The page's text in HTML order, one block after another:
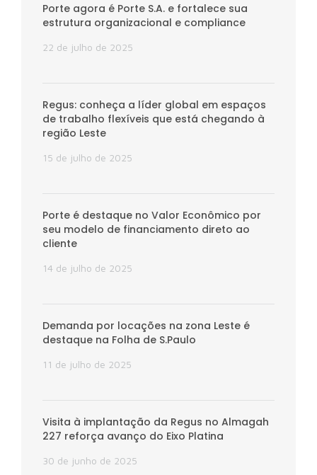
Porte agora é Porte S.A. e fortalece sua
estrutura organizacional e compliance
22 de julho de 2025
Regus: conheça a líder global em espaços
de trabalho flexíveis que está chegando à
região Leste
15 de julho de 2025
Porte é destaque no Valor Econômico por
seu modelo de financiamento direto ao
cliente
14 de julho de 2025
Demanda por locações na zona Leste é
destaque na Folha de S.Paulo
11 de julho de 2025
Visita à implantação da Regus no Almagah
227 reforça avanço do Eixo Platina
30 de junho de 2025